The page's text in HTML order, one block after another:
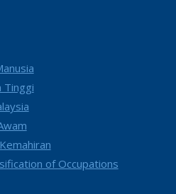
Tinggi
of Occupations